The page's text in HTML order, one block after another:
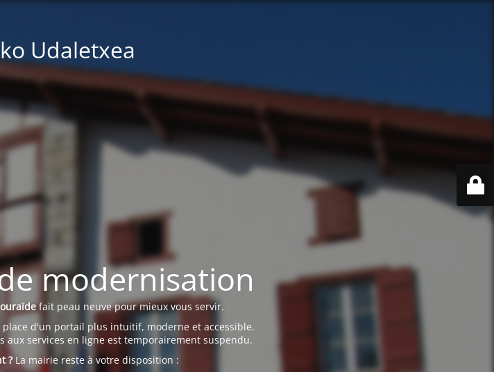
Udaletxea
modernisation
fait peau neuve pour mieux vous servir.
d'un portail plus intuitif, moderne et accessible.
aux services en ligne est temporairement suspendu.
?La mairie reste à votre disposition :